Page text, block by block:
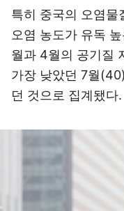
특히 중국의 오염물
오염 농도가 유독
월과 4월의 공기질
가장 낮았던 7월
던 것으로 집계됐다.